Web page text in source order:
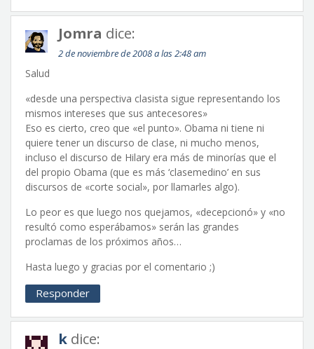
Jomra dice:
2 de noviembre de 2008 a las 2:48 am
Salud
«desde una perspectiva clasista sigue representando los
mismos intereses que sus antecesores»
Eso es cierto, creo que «el punto». Obama ni tiene ni
quiere tener un discurso de clase, ni mucho menos,
incluso el discurso de Hilary era más de minorías que el
del propio Obama (que es más ‘clasemedino’ en sus
discursos de «corte social», por llamarles algo).
Lo peor es que luego nos quejamos, «decepcionó» y «no
resultó como esperábamos» serán las grandes
proclamas de los próximos años…
Hasta luego y gracias por el comentario ;)
Responder
k dice: